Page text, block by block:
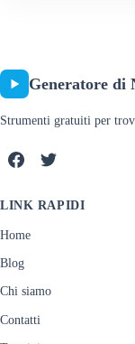
Generatore di
Strumenti gratuiti per
LINK RAPIDI
Home
Blog
Chi siamo
Contatti